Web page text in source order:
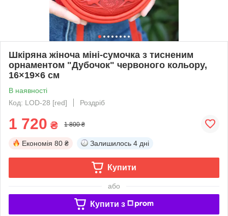
Шкіряна жіноча міні-сумочка з тисненим
орнаментом "Дубочок" червоного кольору,
16×19×6 см
В наявності
Код: LOD-28 [red]
Роздріб
1 720 ₴ 1 800 ₴
Економія 80 ₴ Залишилось 4 дні
Купити
або
Купити з